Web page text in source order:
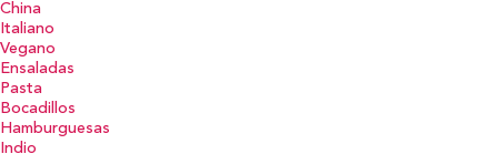
China
Italiano
Vegano
Ensaladas
Pasta
Bocadillos
Hamburguesas
Indio